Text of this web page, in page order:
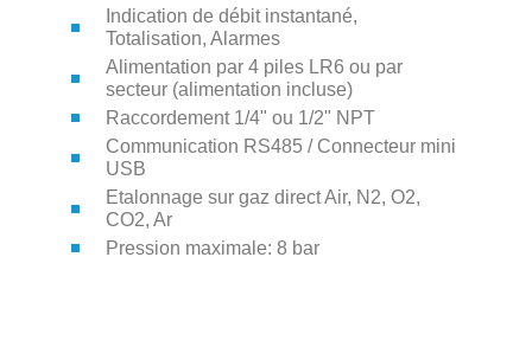
Indication de débit instantané,
Totalisation, Alarmes
Alimentation par 4 piles LR6 ou par
secteur (alimentation incluse)
Raccordement 1/4" ou 1/2" NPT
Communication RS485 / Connecteur mini
USB
Etalonnage sur gaz direct Air, N2, O2,
CO2, Ar
Pression maximale: 8 bar